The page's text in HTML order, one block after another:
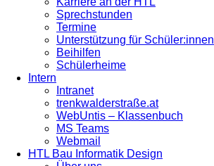
Sprechstunden
Termine
Unterstützung für Schüler:innen
Beihilfen
Schülerheime
Intern
Intranet
trenkwalderstraße.at
WebUntis – Klassenbuch
MS Teams
Webmail
HTL Bau Informatik Design